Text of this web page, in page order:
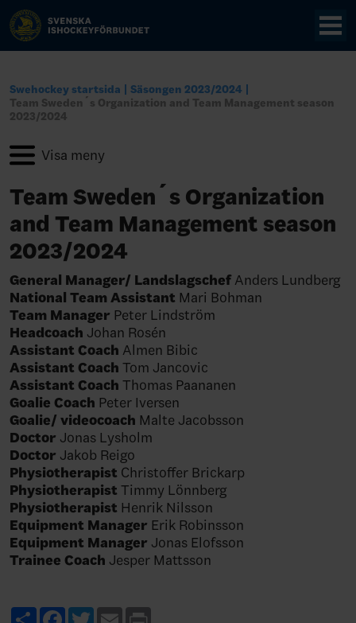
Swehockey startsida
Säsongen 2023/2024
Team Sweden´s Organization and Team Management season
2023/2024
Team Sweden´s Organization
and Team Management season
2023/2024
General Manager/ LandslagschefAnders Lundberg
National Team Assistant Mari Bohman
Team Manager Peter Lindström
Headcoach Johan Rosén
Assistant Coach Almen Bibic
Assistant Coach Tom Jancovic
Assistant Coach Thomas Paananen
Goalie Coach Peter Iversen
Goalie/ videocoach Malte Jacobsson
Doctor Jonas Lysholm
Doctor Jakob Reigo
Physiotherapist Christoffer Brickarp
Physiotherapist Timmy Lönnberg
Physiotherapist Henrik Nilsson
Equipment Manager Erik Robinsson
Equipment Manager Jonas Elofsson
Trainee Coach Jesper Mattsson
ShareFacebook
TwitterEmail